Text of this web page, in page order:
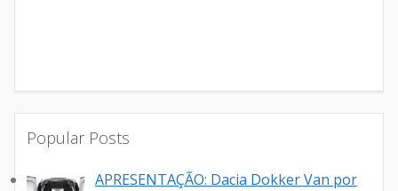
Popular Posts
APRESENTAÇÃO: Dacia Dokker Van por